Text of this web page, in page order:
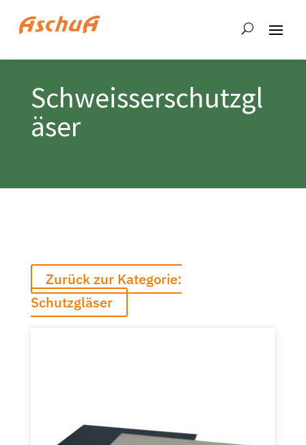
Schweisserschutzgl
äser
Zurück zur Kategorie:
Schutzgläser